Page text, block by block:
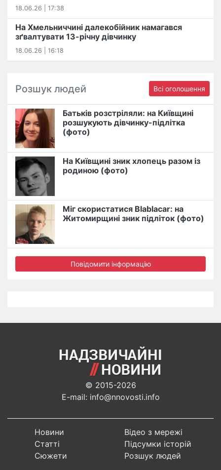
18.06.26 | 17:38
На Хмельниччині далекобійник намагався
зґвалтувати 13-річну дівчинку
18.06.26 | 16:18
Розшук людей Всі оголошення
Батьків розстріляли: на Київщині
розшукують дівчинку-підлітка
(фото)
На Київщині зник хлопець разом із
родиною (фото)
Міг скористатися Blablacar: на
Житомирщині зник підліток (фото)
Повідомити інформацію
© 2015-2026
E-mail: info@nnovosti.info
Новини
Статті
Сюжети
Відео з мережі
Підсумки історій
Розшук людей